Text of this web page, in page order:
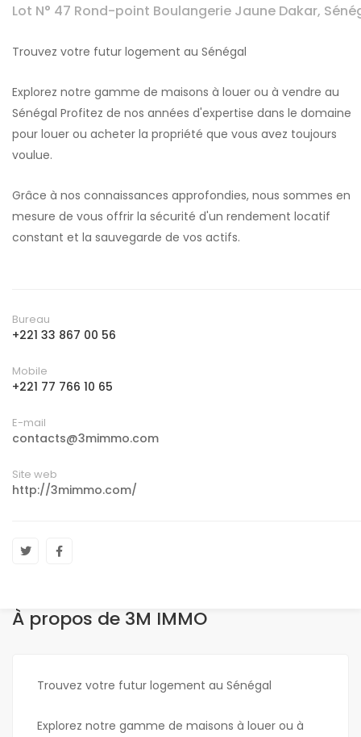
Lot N° 47 Rond-point Boulangerie Jaune Dakar,
Trouvez votre futur logement au Sénégal
Explorez notre gamme de maisons à louer ou à vendre au
Sénégal Profitez de nos années d'expertise dans le domaine
pour louer ou acheter la propriété que vous avez toujours
voulue.
Grâce à nos connaissances approfondies, nous sommes en
mesure de vous offrir la sécurité d'un rendement locatif
constant et la sauvegarde de vos actifs.
Bureau
+221 33 867 00 56
Mobile
+221 77 766 10 65
E-mail
contacts@3mimmo.com
Site web
http://3mimmo.com/
À propos de 3M IMMO
Trouvez votre futur logement au Sénégal
Explorez notre gamme de maisons à louer ou à